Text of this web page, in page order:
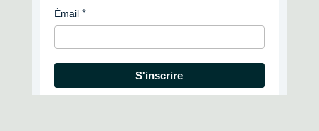
Émail
S'inscrire